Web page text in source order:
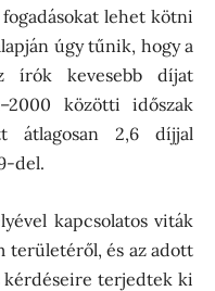
lehet kötni
úgy tűnik, hogy a
írók kevesebb díjat
közötti időszak
átlagosan 2,6 díjjal
del.
kapcsolatos viták
területéről, és az adott
kérdéseire terjedtek ki